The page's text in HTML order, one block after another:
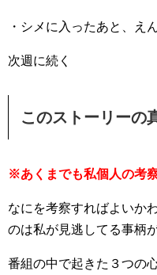
・シメに入ったあと、え
次週に続く
このストーリーの
※あくまでも私個人の考
なにを考察すればよいか
のは私が見逃してる事柄
番組の中で起きた３つの